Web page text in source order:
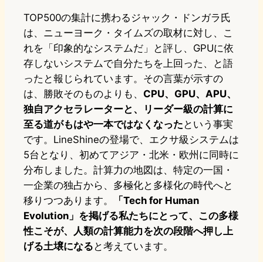
TOP500の集計に携わるジャック・ドンガラ氏
は、ニューヨーク・タイムズの取材に対し、こ
れを「印象的なシステムだ」と評し、GPUに依
存しないシステムで自分たちを上回った、と語
ったと報じられています。その言葉が示すの
は、勝敗そのものよりも、 CPU、GPU、APU、
独自アクセラレーターと、リーダー級の計算に
至る道がもはや一本ではなくなった という事実
です。LineShineの登場で、エクサ級システムは
5台となり、初めてアジア・北米・欧州に同時に
分布しました。計算力の地図は、特定の一国・
一企業の独占から、多極化と多様化の時代へと
移りつつあります。
「Tech for Human
Evolution」を掲げる私たちにとって、この多様
性こそが、人類の計算能力を次の段階へ押し上
げる土壌になる と考えています。